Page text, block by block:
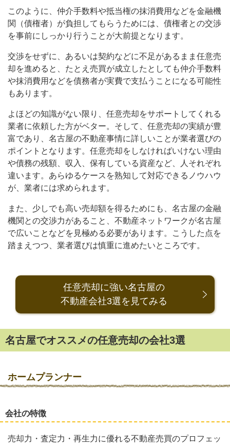
このように、仲介手数料や抵当権の抹消費用などを金融機
関（債権者）が負担してもらうためには、債権者との交渉
を事前にしっかり行うことが大前提となります。
交渉をせずに、あるいは契約などに不足があるまま任意売
却を進めると、たとえ売買が成立したとしても仲介手数料
や抹消費用などを債務者が実費で支払うことになる可能性
もあります。
よほどの知識がない限り、任意売却をサポートしてくれる
業者に依頼した方がベター。そして、任意売却の実績が豊
富であり、名古屋の不動産事情に詳しいことが業者選びの
ポイントとなります。任意売却をしなければいけない理由
や債務の残額、収入、保有している資産など、人それぞれ
違います。あらゆるケースを熟知して対応できるノウハウ
が、業者には求められます。
また、少しでも高い売却額を得るためにも、名古屋の金融
機関との交渉力があること、不動産ネットワークが名古屋
で広いことなどを見極める必要があります。こうした点を
踏まえつつ、業者選びは慎重に進めたいところです。
任意売却に強い名古屋の
不動産会社3選を見てみる
名古屋でオススメの任意売却の会社3選
ホームプランナー
会社の特徴
売却力・査定力・再生力に優れる不動産売買のプロフェッ